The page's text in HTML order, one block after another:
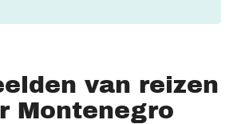
van reizen
Montenegro